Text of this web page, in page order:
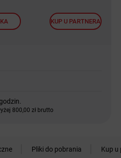
KUP U PARTNERA
800,00 zł brutto
Pliki do pobrania Kup u